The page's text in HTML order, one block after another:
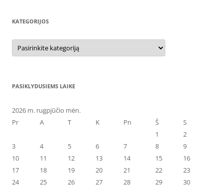
KATEGORIJOS
Kategorijos
PASIKLYDUSIEMS LAIKE
2026 m. rugpjūčio mėn.
Pr
A T K Pn Š
S
1
2
3
4 5 6 7 8
9
10
11 12 13 14 15
16
17
18 19 20 21 22
23
24
25 26 27 28 29
30